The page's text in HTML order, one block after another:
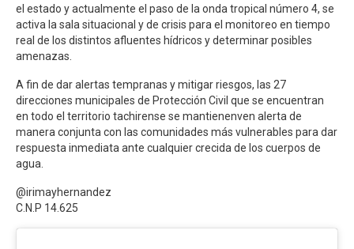
el estado y actualmente el paso de la onda tropical número 4, se
activa la sala situacional y de crisis para el monitoreo en tiempo
real de los distintos afluentes hídricos y determinar posibles
amenazas.
A fin de dar alertas tempranas y mitigar riesgos, las 27
direcciones municipales de Protección Civil que se encuentran
en todo el territorio tachirense se mantienenven alerta de
manera conjunta con las comunidades más vulnerables para dar
respuesta inmediata ante cualquier crecida de los cuerpos de
agua.
@irimayhernandez
C.N.P 14.625